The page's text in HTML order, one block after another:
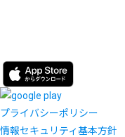
プライバシーポリシー
情報セキュリティ基本方針